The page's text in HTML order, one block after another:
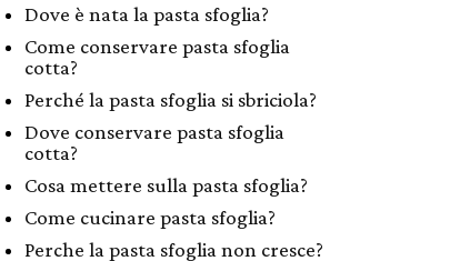
Dove è nata la pasta sfoglia?
Come conservare pasta sfoglia
cotta?
Perché la pasta sfoglia si sbriciola?
Dove conservare pasta sfoglia
cotta?
Cosa mettere sulla pasta sfoglia?
Come cucinare pasta sfoglia?
Perche la pasta sfoglia non cresce?